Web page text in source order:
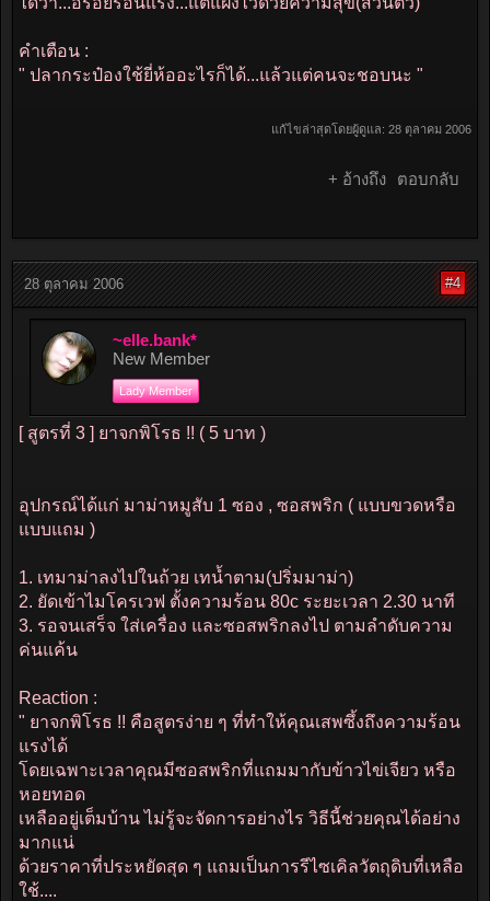
คำเตือน :
" ปลากระป๋องใช้ยี่ห้ออะไรก็ได้...แล้วแต่คนจะชอบนะ "
แก้ไขล่าสุดโดยผู้ดูแล: 28 ตุลาคม 2006
+ อ้างถึง ตอบกลับ
28 ตุลาคม 2006 #4
~elle.bank*
New Member
Lady Member
[ สูตรที่ 3 ] ยาจกพิโรธ !! ( 5 บาท )
อุปกรณ์ได้แก่ มาม่าหมูสับ 1 ซอง , ซอสพริก ( แบบขวดหรือ
แบบแถม )
1. เทมาม่าลงไปในถ้วย เทน้ำตาม(ปริ่มมาม่า)
2. ยัดเข้าไมโครเวฟ ตั้งความร้อน 80c ระยะเวลา 2.30 นาที
3. รอจนเสร็จ ใส่เครื่อง และซอสพริกลงไป ตามลำดับความ
ค่นแค้น
Reaction :
" ยาจกพิโรธ !! คือสูตรง่าย ๆ ที่ทำให้คุณเสพซึ้งถึงความร้อน
แรงได้
โดยเฉพาะเวลาคุณมีซอสพริกที่แถมมากับข้าวไข่เจียว หรือ
หอยทอด
เหลืออยู่เต็มบ้าน ไม่รู้จะจัดการอย่างไร วิธีนี้ช่วยคุณได้อย่าง
มากแน่
ด้วยราคาที่ประหยัดสุด ๆ แถมเป็นการรีไซเคิลวัตถุดิบที่เหลือ
ใช้....